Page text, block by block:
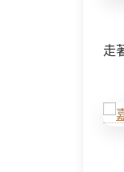
走